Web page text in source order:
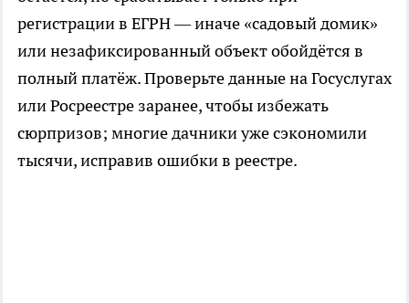
регистрации в ЕГРН — иначе «садовый домик»
или незафиксированный объект обойдётся в
полный платёж. Проверьте данные на Госуслугах
или Росреестре заранее, чтобы избежать
сюрпризов; многие дачники уже сэкономили
тысячи, исправив ошибки в реестре.